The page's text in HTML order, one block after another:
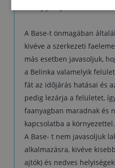
A Base-t önmagában
kivéve a szerkezeti
más esetben javasoljuk,
a Belinka valamelyik
fát az időjárás hatásai és
pedig lezárja a felületet,
faanyagban maradnak és
kapcsolatba a környezettel.
A Base- t nem javasoljuk
alkalmazásra, kivéve
ajtók) és nedves